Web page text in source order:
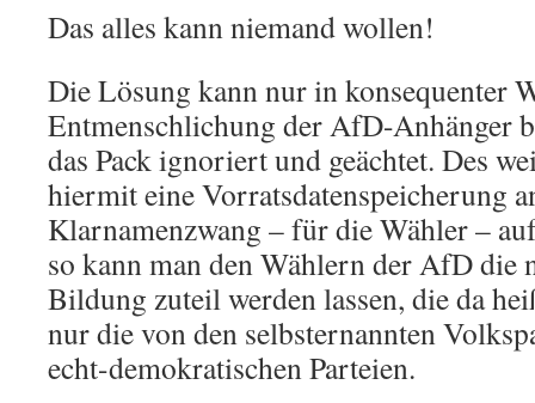
Das alles kann niemand wollen!
Die Lösung kann nur in konsequenter
Entmenschlichung der AfD-Anhänger
das Pack ignoriert und geächtet. Des
hiermit eine Vorratsdatenspeicherung
Klarnamenzwang – für die Wähler –
so kann man den Wählern der AfD die
Bildung zuteil werden lassen, die da
nur die von den selbsternannten
echt-demokratischen Parteien.